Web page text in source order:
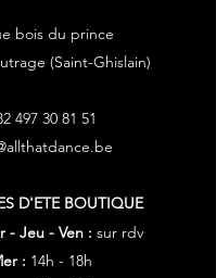
bois du prince
(Saint-Ghislain)
497 30 81 51
D'ETE BOUTIQUE
- Jeu - Ven : sur rdv
: 14h - 18h